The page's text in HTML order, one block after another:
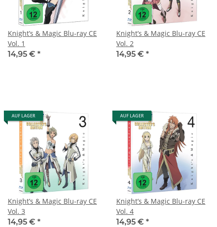
Knight’s & Magic Blu-ray CE
Vol. 1
14,95 € *
Knight’s & Magic Blu-ray CE
Vol. 2
14,95 € *
AUF LAGER
Knight’s & Magic Blu-ray CE
Vol. 3
14,95 € *
AUF LAGER
Knight’s & Magic Blu-ray CE
Vol. 4
14,95 € *